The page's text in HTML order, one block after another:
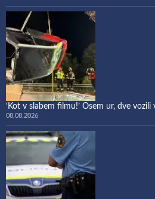
‘Kot v slabem filmu!’ Osem ur, dve
08.08.2026